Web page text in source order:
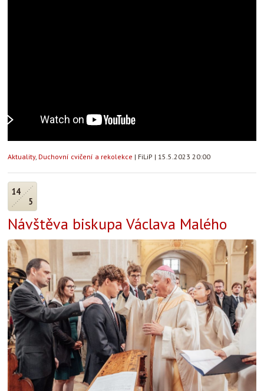
Aktuality, Duchovní cvičení a rekolekce | FiLiP | 15.5.2023 20:00
14
5
Návštěva biskupa Václava Malého